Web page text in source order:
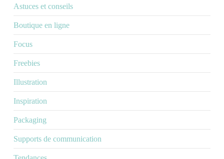
Astuces et conseils
Boutique en ligne
Focus
Freebies
Illustration
Inspiration
Packaging
Supports de communication